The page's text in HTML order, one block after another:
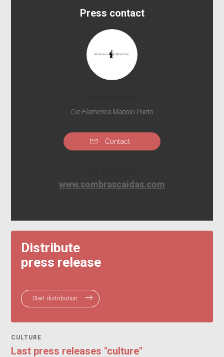
Press contact
Cie Flamenca Manolo Punto
Contact
www.sombrascaidas.com
Distribute
press release
Start distribution
CULTURE
Last press releases "culture"